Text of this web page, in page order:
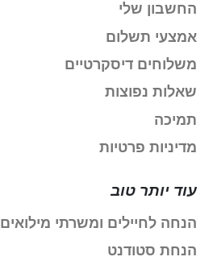
החשבון שלי
אמצעי תשלום
משלוחים דיסקרטיים
שאלות נפוצות
תמיכה
מדיניות פרטיות
עוד יותר טוב
הנחה לחיילים ומשרתי מילואים
הנחת סטודנט